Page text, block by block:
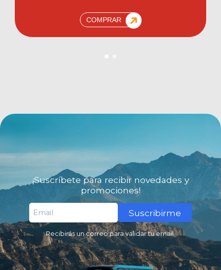
COMPRAR
¡Suscríbete para recibir novedades y
promociones!
Suscribirme
Recibirás un correo para validar tu email.